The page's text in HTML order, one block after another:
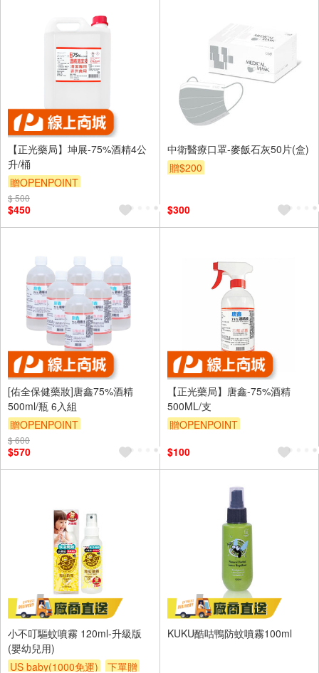
【正光藥局】坤展-75%酒精4公
升/桶
贈OPENPOINT
$ 500
$450
中衛醫療口罩-麥飯石灰50片(盒)
贈$200
$300
[佑全保健藥妝]唐鑫75%酒精
500ml/瓶 6入組
贈OPENPOINT
$ 600
$570
【正光藥局】唐鑫-75%酒精
500ML/支
贈OPENPOINT
$100
小不叮驅蚊噴霧 120ml-升級版
(嬰幼兒用)
US baby(1000免運)
下單贈
KUKU酷咕鴨防蚊噴霧100ml